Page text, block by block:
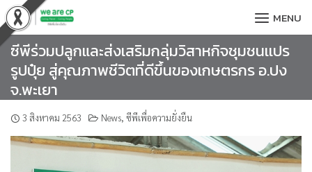
Skip
to
content
MENU
ซีพีร่วมปลูกและส่งเสริมกลุ่มวิสาหกิจชุมชนเเปร
รูปปุ๋ย สู่คุณภาพชีวิตที่ดีขึ้นของเกษตรกร อ.ปง
จ.พะเยา
3 สิงหาคม 2563 News, ซีพีเพื่อความยั่งยืน